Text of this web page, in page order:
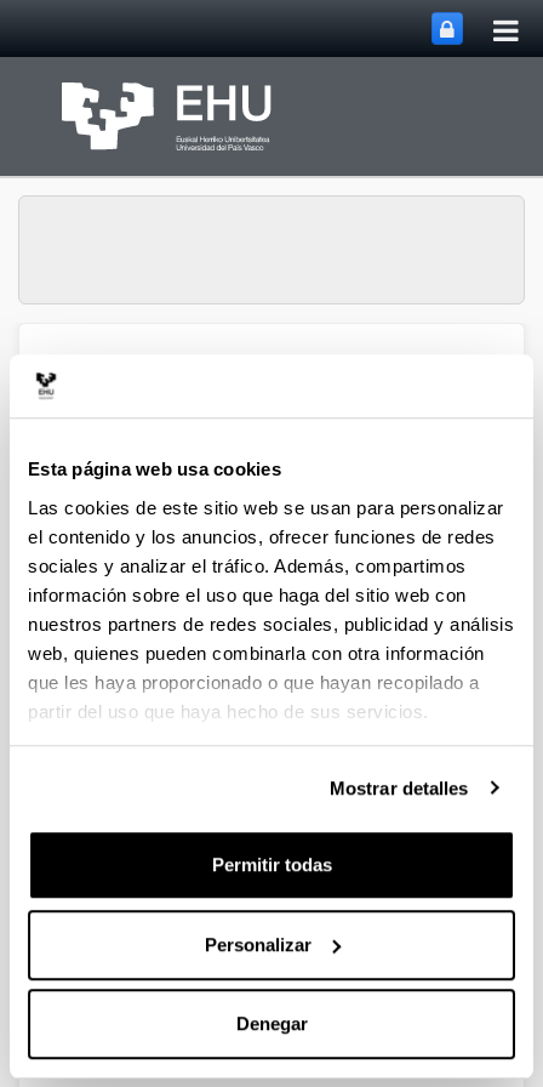
Esta página web usa cookies
Las cookies de este sitio web se usan para personalizar
el contenido y los anuncios, ofrecer funciones de redes
sociales y analizar el tráfico. Además, compartimos
información sobre el uso que haga del sitio web con
nuestros partners de redes sociales, publicidad y análisis
web, quienes pueden combinarla con otra información
que les haya proporcionado o que hayan recopilado a
partir del uso que haya hecho de sus servicios.
Mostrar detalles
Permitir todas
Personalizar
Denegar
Grupo de Investigación
Publicaciones - Actores y
gestión pública de la élites
política vasca de la
contemporaneidad: biografía
colectiva y análisis
prosopográfico
"El elegido de los elegidos". La
España contemporánea (1810-
Autoría:
2022
Ciudad de edición y/o Editorial:
Madrid, Silex.